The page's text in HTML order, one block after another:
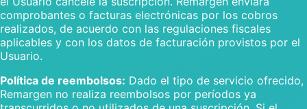
comprobantes o facturas electrónicas por los cobros
realizados, de acuerdo con las regulaciones fiscales
aplicables y con los datos de facturación provistos por el
Usuario.
Política de reembolsos: Dado el tipo de servicio ofrecido,
Remargen no realiza reembolsos por períodos ya